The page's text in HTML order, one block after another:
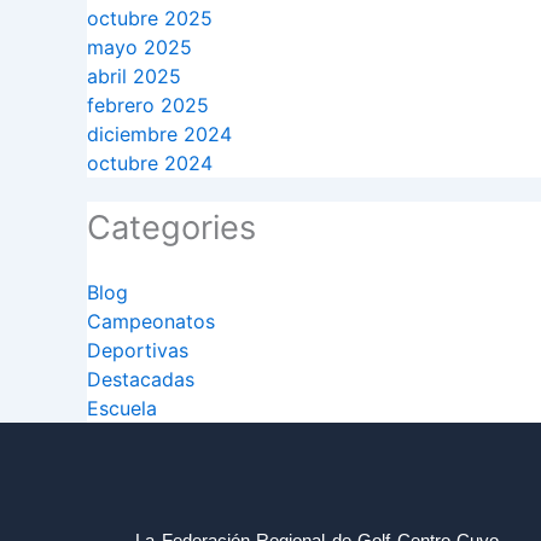
octubre 2025
mayo 2025
abril 2025
febrero 2025
diciembre 2024
octubre 2024
Categories
Blog
Campeonatos
Deportivas
Destacadas
Escuela